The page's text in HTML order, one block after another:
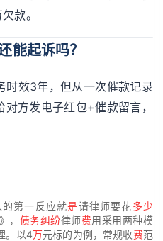
款。
能起诉吗？
时效3年，但从一次催款记录
方发电子红包+催款留言，
的第一反应就是请律师要花 多少
， 债务纠纷律师费用采用两种模
。以4万元标的为例，常规收费范